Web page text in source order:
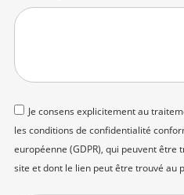
Je consens explicitement au
les conditions de confidentialité
européenne (GDPR), qui peuvent être
site et dont le lien peut être trouvé au